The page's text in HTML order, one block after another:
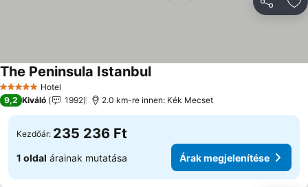
5 KategóriaHotel
The Peninsula Istanbul
9,2 Kiváló 1992 2.0 km-re innen: Kék Mecset
Kezdőár: 235 236 Ft
1 oldal árainak mutatása Árak megjelenítése